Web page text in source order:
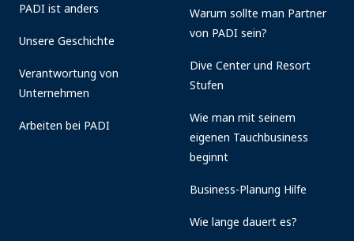
PADI ist anders
Unsere Geschichte
Verantwortung von
Unternehmen
Arbeiten bei PADI
Warum sollte man Partner
von PADI sein?
Dive Center und Resort
Stufen
Wie man mit seinem
eigenen Tauchbusiness
beginnt
Business-Planung Hilfe
Wie lange dauert es?